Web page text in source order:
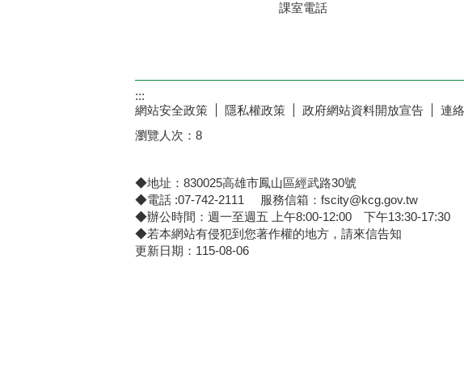
課室電話
:::
網站安全政策
隱私權政策 政府網站資料開放宣告 連
瀏覽人次： 8
◆地址：830025高雄市鳳山區經武路30號
◆電話 :07-742-2111 服務信箱：fscity@kcg.gov.tw
◆辦公時間：週一至週五 上午8:00-12:00 下午13:30-17:30
◆若本網站有侵犯到您著作權的地方，請來信告知
更新日期： 115-08-06